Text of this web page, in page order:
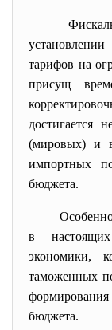
тарифов на
присущ
достигается
(мировых) и
импортных
бюджета.
в
экономики,
таможенных
бюджета.